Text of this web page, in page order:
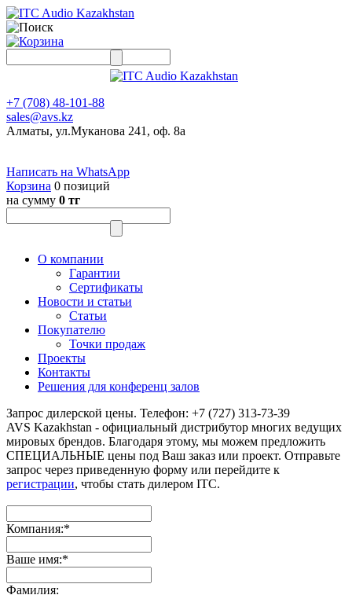
+7 (708) 48-101-88
sales@avs.kz
Алматы, ул.Муканова 241, оф. 8а
Написать на WhatsApp
Корзина 0 позиций
на сумму 0 тг
О компании
Гарантии
Сертификаты
Новости и статьи
Статьи
Покупателю
Точки продаж
Проекты
Контакты
Решения для конференц залов
Запрос дилерской цены. Телефон: +7 (727) 313-73-39
AVS Kazakhstan - официальный дистрибутор многих ведущих
мировых брендов. Благодаря этому, мы можем предложить
СПЕЦИАЛЬНЫЕ цены под Ваш заказ или проект. Отправьте
запрос через приведенную форму или перейдите к
регистрации, чтобы стать дилером ITC.
Компания:*
Ваше имя:*
Фамилия: